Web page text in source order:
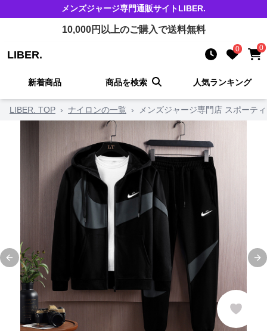
メンズジャージ専門通販サイトLIBER.
10,000円以上のご購入で送料無料
LIBER. 0 0
新着商品 商品を検索 人気ランキング
LIBER. TOP › ナイロンの一覧 › メンズジャージ専門店 スポーテ
Previous slide